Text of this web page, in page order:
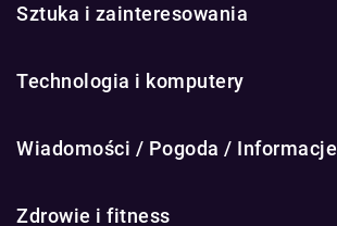
Sztuka i zainteresowania
Technologia i komputery
Wiadomości / Pogoda / Informacje
Zdrowie i fitness